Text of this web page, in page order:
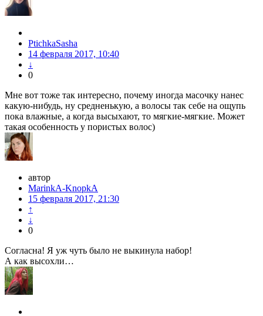
PtichkaSasha
14 февраля 2017, 10:40
↓
0
Мне вот тоже так интересно, почему иногда масочку нанес
какую-нибудь, ну средненькую, а волосы так себе на ощупь
пока влажные, а когда высыхают, то мягкие-мягкие. Может
такая особенность у пористых волос)
автор
MarinkA-KnopkA
15 февраля 2017, 21:30
↑
↓
0
Согласна! Я уж чуть было не выкинула набор!
А как высохли…